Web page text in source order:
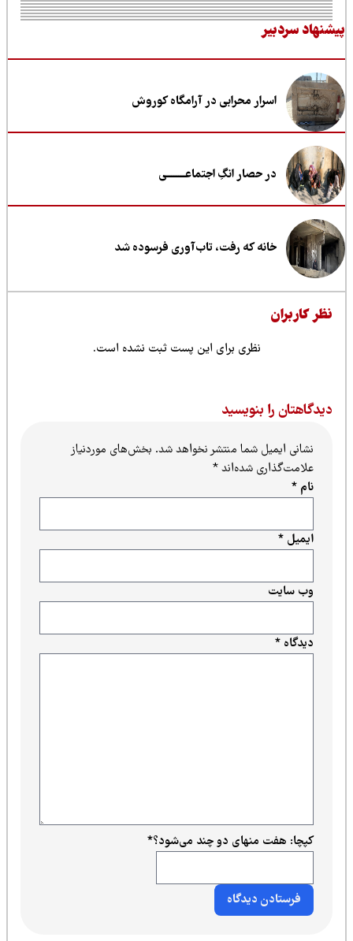
سردبیر
اسرار محرابی در آرامگاه کوروش
در حصار انگِ اجتماعــــــــی
خانه که رفت، تاب‌آوری فرسوده شد
کاربران
نظری برای این پست ثبت نشده است.
را بنویسید
نشانی ایمیل شما منتشر نخواهد شد.بخش‌های موردنیاز
علامت‌گذاری شده‌اند*
دیدگاه*
ایمیل*
وب‌ سایت
کپچا: هفت منهای دو چند می‌شود؟*